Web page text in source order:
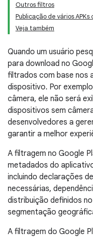
Outros filtros
Publicação de vários
Veja também
Quando um usuário
para download no
filtrados com base nos
dispositivo. Por
câmera, ele não será
dispositivos sem
desenvolvedores a
garantir a melhor
A filtragem no Google
metadados do
incluindo declarações
necessárias,
distribuição definidos
segmentação
A filtragem do Google